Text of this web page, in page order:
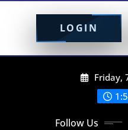
LOGIN
Friday,
Follow Us